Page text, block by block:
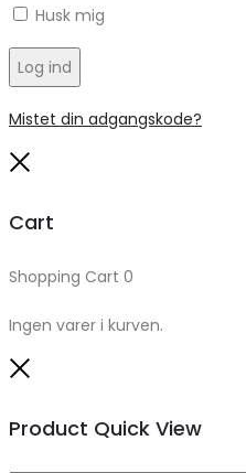
Husk mig
Log ind
Mistet din adgangskode?
Cart
Shopping Cart 0
Ingen varer i kurven.
Product Quick View